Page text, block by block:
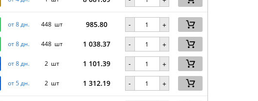
от 8 дн. 448 шт 985.80 - +
от 8 дн. 448 шт 1 038.37 - +
от 8 дн. 2 шт 1 101.39 - +
от 5 дн. 2 шт 1 312.19 - +